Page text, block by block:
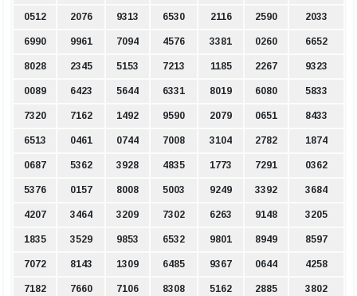
0512 2076 9313 6530 2116 2590 2033
6990 9961 7094 4576 3381 0260 6652
8028 2345 5153 7213 1185 2267 9323
0089 6423 5644 6331 8019 6080 5833
7320 7162 1492 9590 2079 0651 8433
6513 0461 0744 7008 3104 2782 1874
0687 5362 3928 4835 1773 7291 0362
5376 0157 8008 5003 9249 3392 3684
4207 3464 3209 7302 6263 9148 3205
1835 3529 9853 6532 9801 8949 8597
7072 8143 1309 6485 9367 0644 4258
7182 7660 7106 8308 5162 2885 3802